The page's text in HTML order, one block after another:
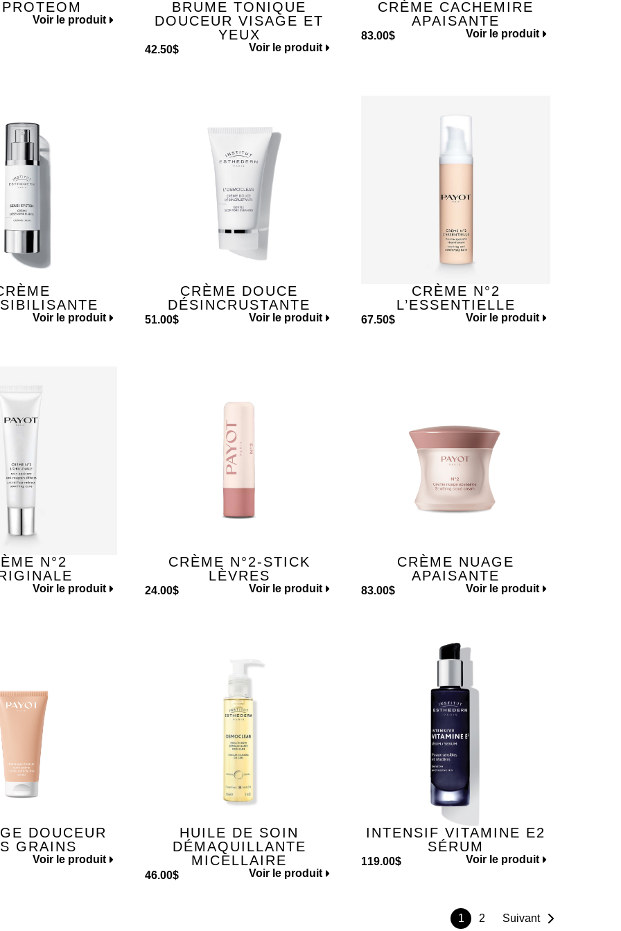
Voir le produit
BRUME TONIQUE
DOUCEUR VISAGE ET
YEUX
42.50$ Voir le produit
CRÈME CACHEMIRE
APAISANTE
83.00$ Voir le produit
Voir le produit
CRÈME DOUCE
DÉSINCRUSTANTE
51.00$ Voir le produit
CRÈME N°2
L’ESSENTIELLE
67.50$ Voir le produit
N°2
Voir le produit
CRÈME N°2-STICK
LÈVRES
24.00$ Voir le produit
CRÈME NUAGE
APAISANTE
83.00$ Voir le produit
DOUCEUR
GRAINS
Voir le produit
HUILE DE SOIN
DÉMAQUILLANTE
MICELLAIRE
46.00$ Voir le produit
INTENSIF VITAMINE E2
SÉRUM
119.00$ Voir le produit
1 2 Suivant